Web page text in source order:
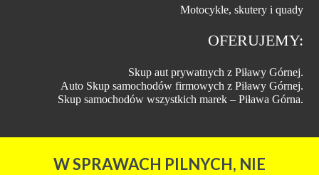
Motocykle, skutery i quady
OFERUJEMY:
Skup aut prywatnych z Piławy Górnej.
Auto Skup samochodów firmowych z Piławy Górnej.
Skup samochodów wszystkich marek – Piława Górna.
W SPRAWACH PILNYCH, NIE